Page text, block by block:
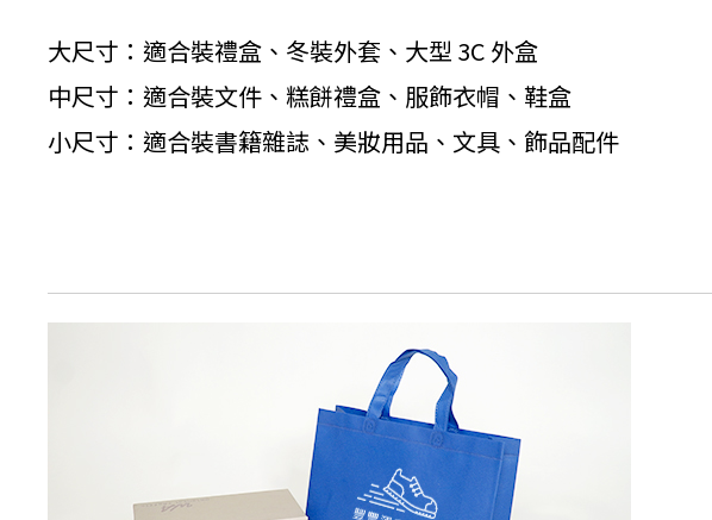
大尺寸：適合裝禮盒、冬裝外套、大型 3C 外盒
中尺寸：適合裝文件、糕餅禮盒、服飾衣帽、鞋盒
小尺寸：適合裝書籍雜誌、美妝用品、文具、飾品配件